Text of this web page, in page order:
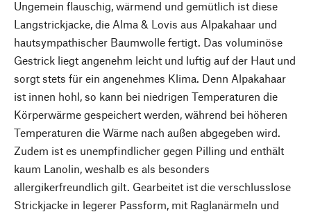
Ungemein flauschig, wärmend und gemütlich ist diese
Langstrickjacke, die Alma & Lovis aus Alpakahaar und
hautsympathischer Baumwolle fertigt. Das voluminöse
Gestrick liegt angenehm leicht und luftig auf der Haut und
sorgt stets für ein angenehmes Klima. Denn Alpakahaar
ist innen hohl, so kann bei niedrigen Temperaturen die
Körperwärme gespeichert werden, während bei höheren
Temperaturen die Wärme nach außen abgegeben wird.
Zudem ist es unempfindlicher gegen Pilling und enthält
kaum Lanolin, weshalb es als besonders
allergikerfreundlich gilt. Gearbeitet ist die verschlusslose
Strickjacke in legerer Passform, mit Raglanärmeln und